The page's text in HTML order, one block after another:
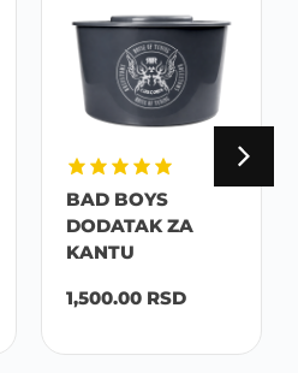
BAD BOYS
DODATAK ZA
KANTU
1,500.00 RSD